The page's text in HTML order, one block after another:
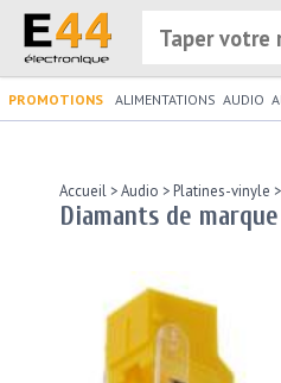
PROMOTIONS ALIMENTATIONS AUDIO
Accueil >Audio >Platines-vinyle >
Diamants de